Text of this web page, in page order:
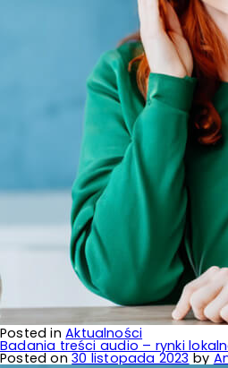
Posted inAktualności
Badania treści audio – rynki
Posted on30 listopada 2023by